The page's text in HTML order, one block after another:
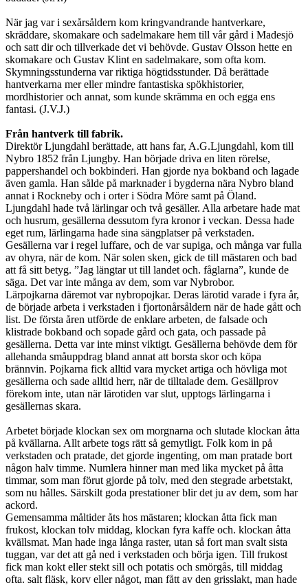
När jag var i sexårsåldern kom kringvandrande hantverkare,
skräddare, skomakare och sadelmakare hem till vår gård i Madesjö
och satt dir och tillverkade det vi behövde. Gustav Olsson hette en
skomakare och Gustav Klint en sadelmakare, som ofta kom.
Skymningsstunderna var riktiga högtidsstunder. Då berättade
hantverkarna mer eller mindre fantastiska spökhistorier,
mordhistorier och annat, som kunde skrämma en och egga ens
fantasi. (J.V.J.)
Från hantverk till fabrik.
Direktör Ljungdahl berättade, att hans far, A.G.Ljungdahl, kom till
Nybro 1852 från Ljungby. Han började driva en liten rörelse,
pappershandel och bokbinderi. Han gjorde nya bokband och lagade
även gamla. Han sålde på marknader i bygderna nära Nybro bland
annat i Rockneby och i orter i Södra Möre samt på Öland.
Ljungdahl hade två lärlingar och två gesäller. Alla arbetare hade mat
och husrum, gesällerna dessutom fyra kronor i veckan. Dessa hade
eget rum, lärlingarna hade sina sängplatser på verkstaden.
Gesällerna var i regel luffare, och de var supiga, och många var fulla
av ohyra, när de kom. När solen sken, gick de till mästaren och bad
att få sitt betyg. ”Jag längtar ut till landet och. fåglarna”, kunde de
säga. Det var inte många av dem, som var Nybrobor.
Lärpojkarna däremot var nybropojkar. Deras lärotid varade i fyra år,
de började arbeta i verkstaden i fjortonårsåldern när de hade gått och
list. De första åren utförde de enklare arbeten, de falsade och
klistrade bokband och sopade gård och gata, och passade på
gesällerna. Detta var inte minst viktigt. Gesällerna behövde dem för
allehanda småuppdrag bland annat att borsta skor och köpa
brännvin. Pojkarna fick alltid vara mycket artiga och hövliga mot
gesällerna och sade alltid herr, när de tilltalade dem. Gesällprov
förekom inte, utan när lärotiden var slut, upptogs lärlingarna i
gesällernas skara.
Arbetet började klockan sex om morgnarna och slutade klockan åtta
på kvällarna. Allt arbete togs rätt så gemytligt. Folk kom in på
verkstaden och pratade, det gjorde ingenting, om man pratade bort
någon halv timme. Numlera hinner man med lika mycket på åtta
timmar, som man förut gjorde på tolv, med den stegrade arbetstakt,
som nu hålles. Särskilt goda prestationer blir det ju av dem, som har
ackord.
Gemensamma måltider åts hos mästaren; klockan åtta fick man
frukost, klockan tolv middag, klockan fyra kaffe och. klockan åtta
kvällsmat. Man hade inga långa raster, utan så fort man svalt sista
tuggan, var det att gå ned i verkstaden och börja igen. Till frukost
fick man kokt eller stekt sill och potatis och smörgås, till middag
ofta. salt fläsk, korv eller något, man fått av den grisslakt, man hade